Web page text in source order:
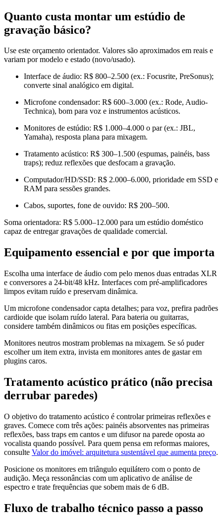
Quanto custa montar um estúdio de
gravação básico?
Use este orçamento orientador. Valores são aproximados em reais e
variam por modelo e estado (novo/usado).
Interface de áudio: R$ 800–2.500 (ex.: Focusrite, PreSonus);
converte sinal analógico em digital.
Microfone condensador: R$ 600–3.000 (ex.: Rode, Audio-
Technica), bom para voz e instrumentos acústicos.
Monitores de estúdio: R$ 1.000–4.000 o par (ex.: JBL,
Yamaha), resposta plana para mixagem.
Tratamento acústico: R$ 300–1.500 (espumas, painéis, bass
traps); reduz reflexões que desfocam a gravação.
Computador/HD/SSD: R$ 2.000–6.000, prioridade em SSD e
RAM para sessões grandes.
Cabos, suportes, fone de ouvido: R$ 200–500.
Soma orientadora: R$ 5.000–12.000 para um estúdio doméstico
capaz de entregar gravações de qualidade comercial.
Equipamento essencial e por que importa
Escolha uma interface de áudio com pelo menos duas entradas XLR
e conversores a 24-bit/48 kHz. Interfaces com pré‑amplificadores
limpos evitam ruído e preservam dinâmica.
Um microfone condensador capta detalhes; para voz, prefira padrões
cardioide que isolam ruído lateral. Para bateria ou guitarras,
considere também dinâmicos ou fitas em posições específicas.
Monitores neutros mostram problemas na mixagem. Se só puder
escolher um item extra, invista em monitores antes de gastar em
plugins caros.
Tratamento acústico prático (não precisa
derrubar paredes)
O objetivo do tratamento acústico é controlar primeiras reflexões e
graves. Comece com três ações: painéis absorventes nas primeiras
reflexões, bass traps em cantos e um difusor na parede oposta ao
vocalista quando possível. Para quem pensa em reformas maiores,
consulte Valor do imóvel: arquitetura sustentável que aumenta preço.
Posicione os monitores em triângulo equilátero com o ponto de
audição. Meça ressonâncias com um aplicativo de análise de
espectro e trate frequências que sobem mais de 6 dB.
Fluxo de trabalho técnico passo a passo